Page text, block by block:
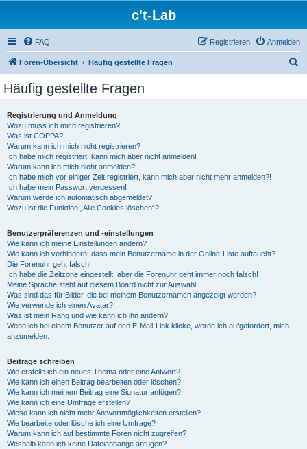
c't-Lab
FAQ Anmelden
Registrieren
Foren-Übersicht Häufig gestellte Fragen
Häufig gestellte Fragen
Registrierung und Anmeldung
Wozu muss ich mich registrieren?
Was ist COPPA?
Warum kann ich mich nicht registrieren?
Ich habe mich registriert, kann mich aber nicht anmelden!
Warum kann ich mich nicht anmelden?
Ich habe mich vor einiger Zeit registriert, kann mich aber nicht mehr anmelden?!
Ich habe mein Passwort vergessen!
Warum werde ich automatisch abgemeldet?
Wozu ist die Funktion „Alle Cookies löschen“?
Benutzerpräferenzen und -einstellungen
Wie kann ich meine Einstellungen ändern?
Wie kann ich verhindern, dass mein Benutzername in der Online-Liste auftaucht?
Die Forenuhr geht falsch!
Ich habe die Zeitzone eingestellt, aber die Forenuhr geht immer noch falsch!
Meine Sprache steht auf diesem Board nicht zur Auswahl!
Was sind das für Bilder, die bei meinem Benutzernamen angezeigt werden?
Wie verwende ich einen Avatar?
Was ist mein Rang und wie kann ich ihn ändern?
Wenn ich bei einem Benutzer auf den E-Mail-Link klicke, werde ich aufgefordert, mich
anzumelden.
Beiträge schreiben
Wie erstelle ich ein neues Thema oder eine Antwort?
Wie kann ich einen Beitrag bearbeiten oder löschen?
Wie kann ich meinem Beitrag eine Signatur anfügen?
Wie kann ich eine Umfrage erstellen?
Wieso kann ich nicht mehr Antwortmöglichkeiten erstellen?
Wie bearbeite oder lösche ich eine Umfrage?
Warum kann ich auf bestimmte Foren nicht zugreifen?
Weshalb kann ich keine Dateianhänge anfügen?